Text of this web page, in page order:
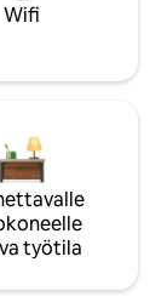
Wifi
työtila